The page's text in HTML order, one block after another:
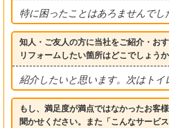
特に困ったことはあろませんでし
知人・ご友人の方に当社をご紹介・お
リフォームしたい箇所はどこでしょう
紹介したいと思います。次はトイ
もし、満足度が満点ではなかったお客
聞かせください。また「こんなサービ